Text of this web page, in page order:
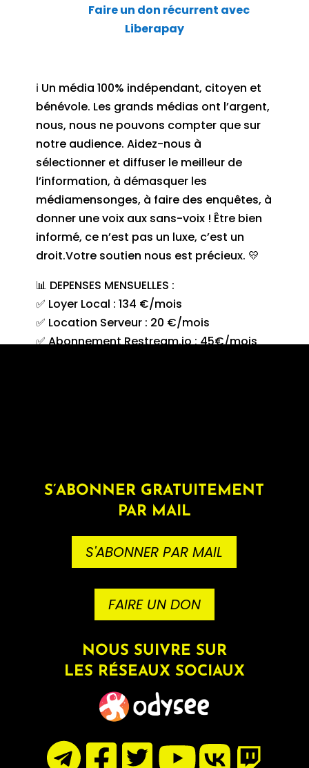
Faire un don récurrent avec
Liberapay
ℹ️ Un média 100% indépendant, citoyen et
bénévole. Les grands médias ont l’argent,
nous, nous ne pouvons compter que sur
notre audience. Aidez-nous à
sélectionner et diffuser le meilleur de
l’information, à démasquer les
médiamensonges, à faire des enquêtes, à
donner une voix aux sans-voix ! Être bien
informé, ce n’est pas un luxe, c’est un
droit.Votre soutien nous est précieux. 💛
📊 DEPENSES MENSUELLES :
✅ Loyer Local : 134 €/mois
✅ Location Serveur : 20 €/mois
✅ Abonnement Restream.io : 45€/mois
S’ABONNER GRATUITEMENT
PAR MAIL
S'ABONNER PAR MAIL
FAIRE UN DON
NOUS SUIVRE SUR
LES RÉSEAUX SOCIAUX